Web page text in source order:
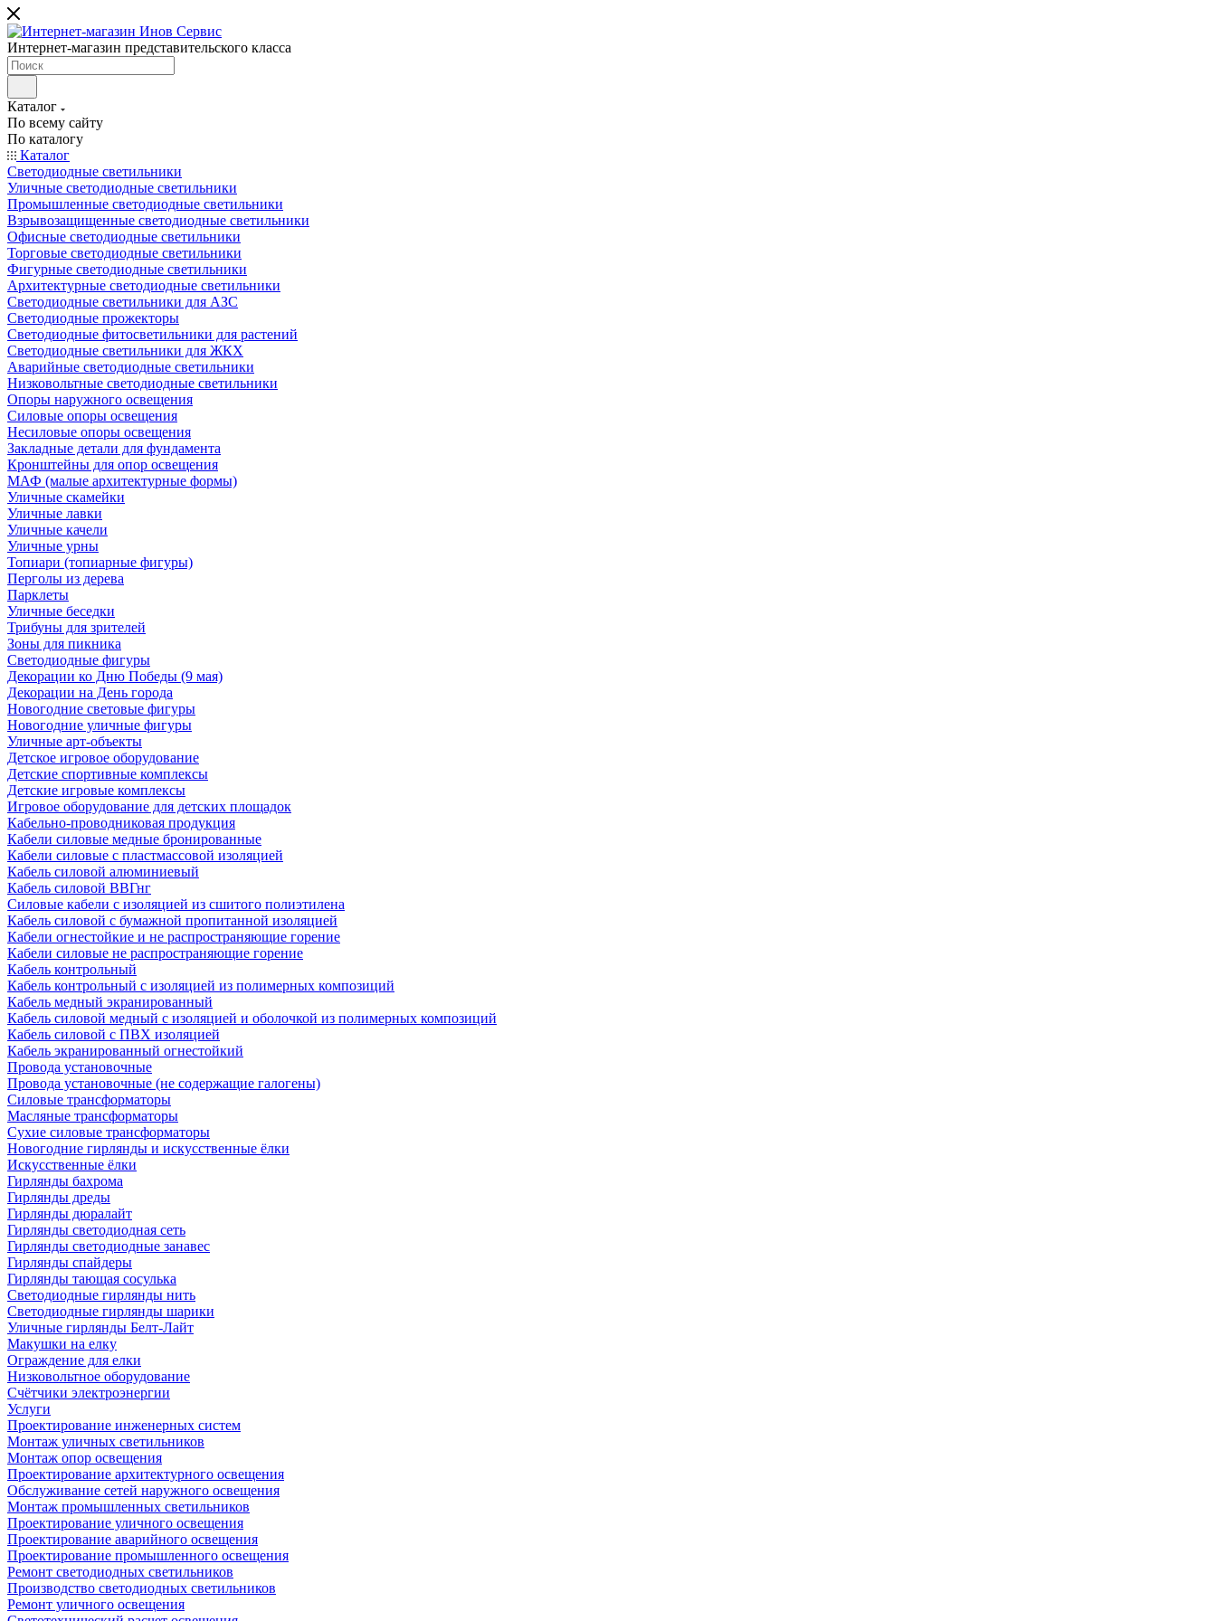
Интернет-магазин представительского класса
Каталог
По всему сайту
По каталогу
Каталог
Светодиодные светильники
Уличные светодиодные светильники
Промышленные светодиодные светильники
Взрывозащищенные светодиодные светильники
Офисные светодиодные светильники
Торговые светодиодные светильники
Фигурные светодиодные светильники
Архитектурные светодиодные светильники
Светодиодные светильники для АЗС
Светодиодные прожекторы
Светодиодные фитосветильники для растений
Светодиодные светильники для ЖКХ
Аварийные светодиодные светильники
Низковольтные светодиодные светильники
Опоры наружного освещения
Силовые опоры освещения
Несиловые опоры освещения
Закладные детали для фундамента
Кронштейны для опор освещения
МАФ (малые архитектурные формы)
Уличные скамейки
Уличные лавки
Уличные качели
Уличные урны
Топиари (топиарные фигуры)
Перголы из дерева
Парклеты
Уличные беседки
Трибуны для зрителей
Зоны для пикника
Светодиодные фигуры
Декорации ко Дню Победы (9 мая)
Декорации на День города
Новогодние световые фигуры
Новогодние уличные фигуры
Уличные арт-объекты
Детское игровое оборудование
Детские спортивные комплексы
Детские игровые комплексы
Игровое оборудование для детских площадок
Кабельно-проводниковая продукция
Кабели силовые медные бронированные
Кабели силовые с пластмассовой изоляцией
Кабель силовой алюминиевый
Кабель силовой ВВГнг
Силовые кабели с изоляцией из сшитого полиэтилена
Кабель силовой с бумажной пропитанной изоляцией
Кабели огнестойкие и не распространяющие горение
Кабели силовые не распространяющие горение
Кабель контрольный
Кабель контрольный с изоляцией из полимерных композиций
Кабель медный экранированный
Кабель силовой медный с изоляцией и оболочкой из полимерных композиций
Кабель силовой с ПВХ изоляцией
Кабель экранированный огнестойкий
Провода установочные
Провода установочные (не содержащие галогены)
Силовые трансформаторы
Масляные трансформаторы
Сухие силовые трансформаторы
Новогодние гирлянды и искусственные ёлки
Искусственные ёлки
Гирлянды бахрома
Гирлянды дреды
Гирлянды дюралайт
Гирлянды светодиодная сеть
Гирлянды светодиодные занавес
Гирлянды спайдеры
Гирлянды тающая сосулька
Светодиодные гирлянды нить
Светодиодные гирлянды шарики
Уличные гирлянды Белт-Лайт
Макушки на елку
Ограждение для елки
Низковольтное оборудование
Счётчики электроэнергии
Услуги
Проектирование инженерных систем
Монтаж уличных светильников
Монтаж опор освещения
Проектирование архитектурного освещения
Обслуживание сетей наружного освещения
Монтаж промышленных светильников
Проектирование уличного освещения
Проектирование аварийного освещения
Проектирование промышленного освещения
Ремонт светодиодных светильников
Производство светодиодных светильников
Ремонт уличного освещения